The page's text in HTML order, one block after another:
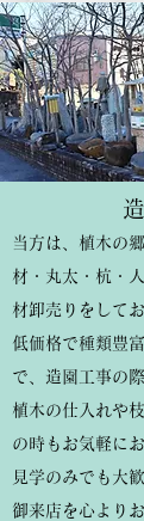
当方は、植木の
材・丸太・杭・
材卸売りをしてお
低価格で種類豊
で、造園工事の
植木の仕入れや
の時もお気軽に
見学のみでも大
御来店を心より